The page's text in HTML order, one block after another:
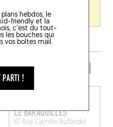
plans hebdos, le
friendly et la
c'est du tout-
les bouches qui
vos boîtes mail.
PARTI !DANS LE COIN
LE BARAQUILLES
81 Rue Camille Buffardel